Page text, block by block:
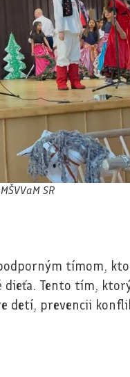
SR
tímom,
dieťa. Tento tím,
detí, prevencii